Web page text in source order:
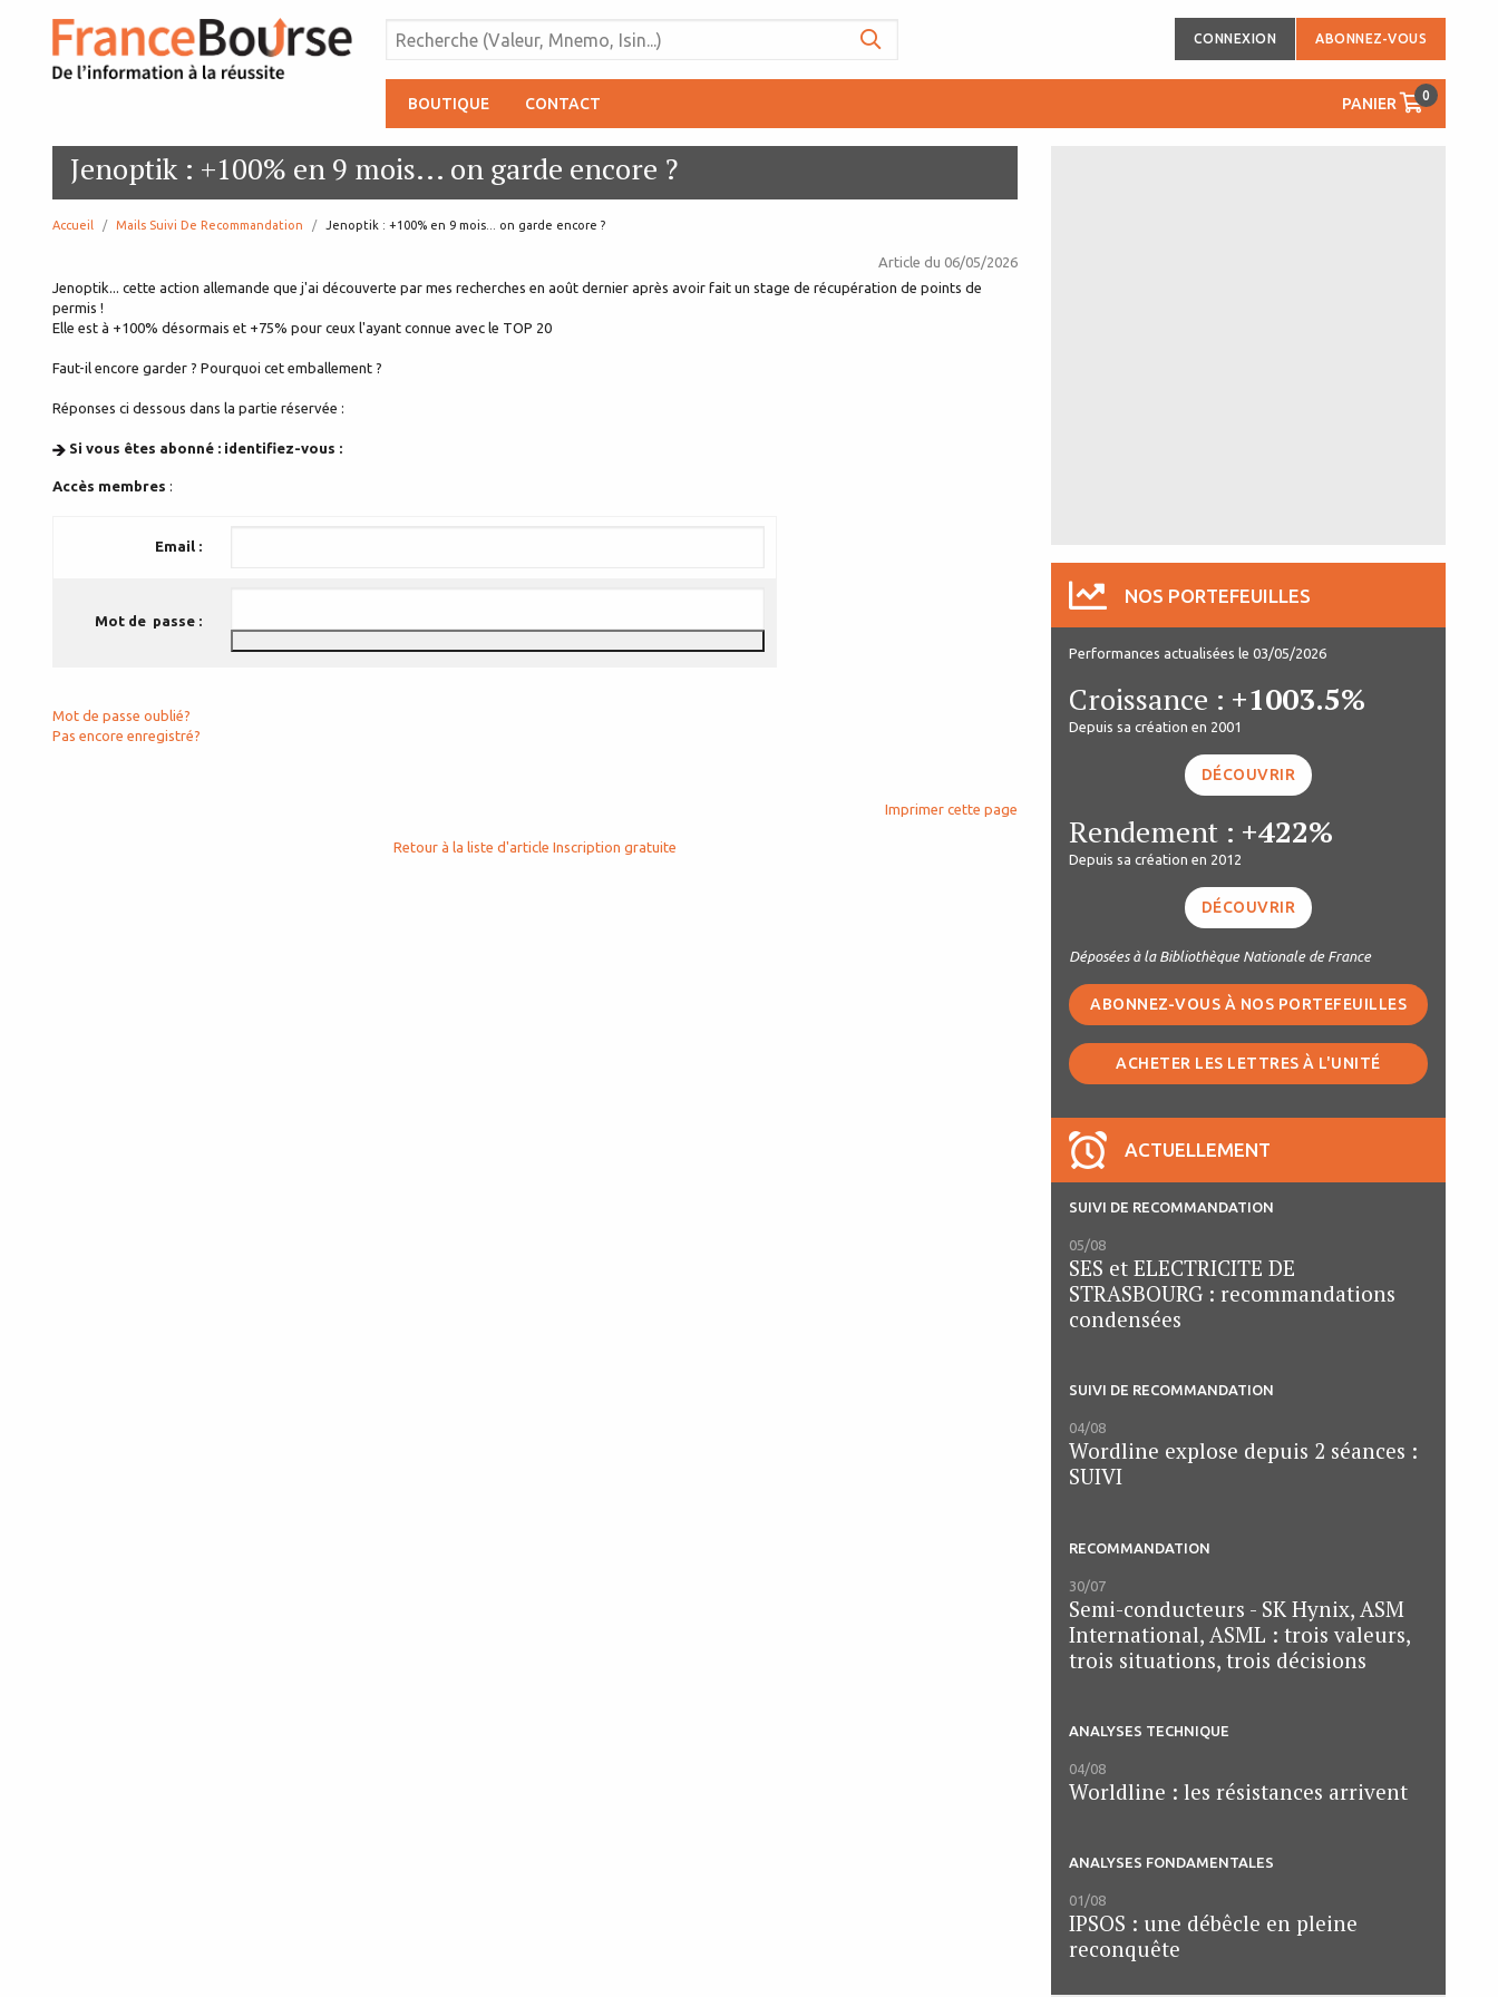
CONNEXION ABONNEZ-VOUS
BOUTIQUE CONTACT PANIER 0
Jenoptik : +100% en 9 mois... on garde encore ?
Accueil Mails Suivi De Recommandation page:
Jenoptik : +100% en 9 mois... on garde encore ?
Article du 06/05/2026
Jenoptik... cette action allemande que j'ai découverte par mes recherches en août dernier après avoir fait un stage de récupération de points de
permis !
Elle est à +100% désormais et +75% pour ceux l'ayant connue avec le TOP 20
Faut-il encore garder ? Pourquoi cet emballement ?
Réponses ci dessous dans la partie réservée :
Si vous êtes abonné : identifiez-vous :
Accès membres :
Email :
Mot de passe :
Mot de passe oublié?
Pas encore enregistré?
Imprimer cette page
Retour à la liste d'article Inscription gratuite
NOS PORTEFEUILLES
Performances actualisées le 03/05/2026
Croissance : +1003.5%
Depuis sa création en 2001
DÉCOUVRIR
Rendement : +422%
Depuis sa création en 2012
DÉCOUVRIR
Déposées à la Bibliothèque Nationale de France
ABONNEZ-VOUS À NOS PORTEFEUILLES
ACHETER LES LETTRES À L'UNITÉ
ACTUELLEMENT
SUIVI DE RECOMMANDATION
05/08
SES et ELECTRICITE DE
STRASBOURG : recommandations
condensées
SUIVI DE RECOMMANDATION
04/08
Wordline explose depuis 2 séances :
SUIVI
RECOMMANDATION
30/07
Semi-conducteurs - SK Hynix, ASM
International, ASML : trois valeurs,
trois situations, trois décisions
ANALYSES TECHNIQUE
04/08
Worldline : les résistances arrivent
ANALYSES FONDAMENTALES
01/08
IPSOS : une débêcle en pleine
reconquête